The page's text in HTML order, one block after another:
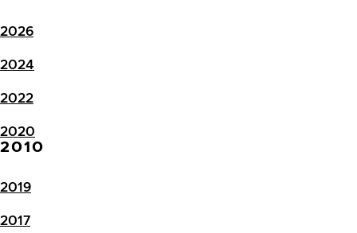
2026
2024
2022
2020
2010
2019
2017